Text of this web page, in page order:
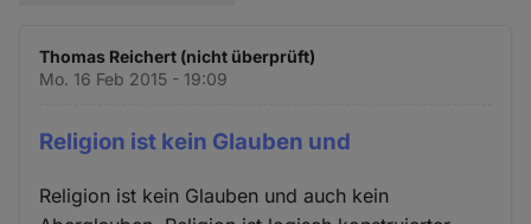
Thomas Reichert (nicht überprüft)
Mo. 16 Feb 2015 - 19:09
Religion ist kein Glauben und
Religion ist kein Glauben und auch kein